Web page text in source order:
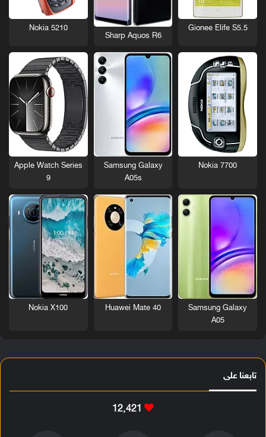
Gionee Elife S5.5
Sharp Aquos R6
Nokia 5210
Nokia 7700
Samsung Galaxy
A05s
Apple Watch Series
9
Samsung Galaxy
A05
Huawei Mate 40
Nokia X100
تابعنا على
12٬421